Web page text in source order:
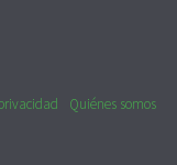
Quiénes somos